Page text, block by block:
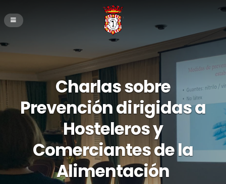
Charlas sobre
Prevención dirigidas a
Hosteleros y
Comerciantes de la
Alimentación